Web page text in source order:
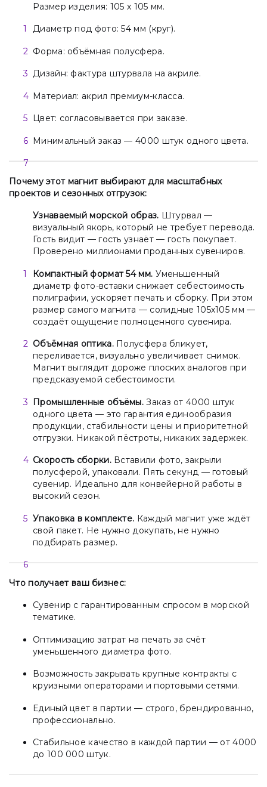
Размер изделия: 105 х 105 мм.
Диаметр под фото: 54 мм (круг).
Форма: объёмная полусфера.
Дизайн: фактура штурвала на акриле.
Материал: акрил премиум-класса.
Цвет: согласовывается при заказе.
Минимальный заказ — 4000 штук одного цвета.
Почему этот магнит выбирают для масштабных
проектов и сезонных отгрузок:
Узнаваемый морской образ. Штурвал —
визуальный якорь, который не требует перевода.
Гость видит — гость узнаёт — гость покупает.
Проверено миллионами проданных сувениров.
Компактный формат 54 мм. Уменьшенный
диаметр фото-вставки снижает себестоимость
полиграфии, ускоряет печать и сборку. При этом
размер самого магнита — солидные 105х105 мм —
создаёт ощущение полноценного сувенира.
Объёмная оптика.Полусфера бликует,
переливается, визуально увеличивает снимок.
Магнит выглядит дороже плоских аналогов при
предсказуемой себестоимости.
Промышленные объёмы. Заказ от 4000 штук
одного цвета — это гарантия единообразия
продукции, стабильности цены и приоритетной
отгрузки. Никакой пёстроты, никаких задержек.
Скорость сборки.Вставили фото, закрыли
полусферой, упаковали. Пять секунд — готовый
сувенир. Идеально для конвейерной работы в
высокий сезон.
Упаковка в комплекте. Каждый магнит уже ждёт
свой пакет. Не нужно докупать, не нужно
подбирать размер.
Что получает ваш бизнес:
Сувенир с гарантированным спросом в морской
тематике.
Оптимизацию затрат на печать за счёт
уменьшенного диаметра фото.
Возможность закрывать крупные контракты с
круизными операторами и портовыми сетями.
Единый цвет в партии — строго, брендированно,
профессионально.
Стабильное качество в каждой партии — от 4000
до 100 000 штук.